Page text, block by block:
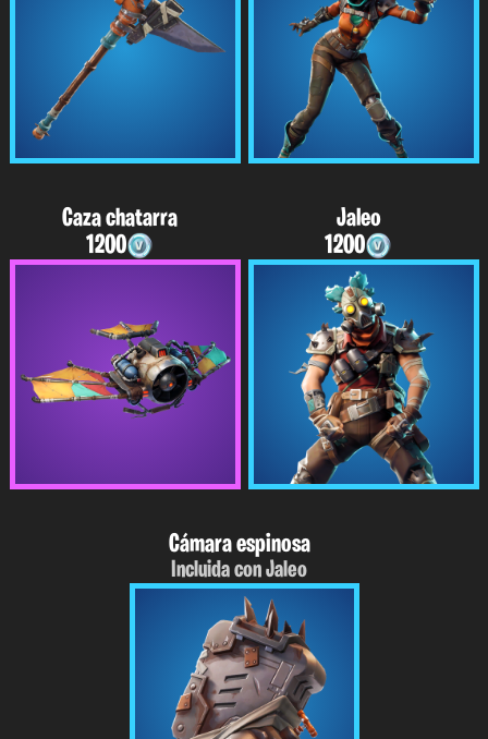
Caza chatarra
1200
Jaleo
1200
Cámara espinosa
Incluida con Jaleo